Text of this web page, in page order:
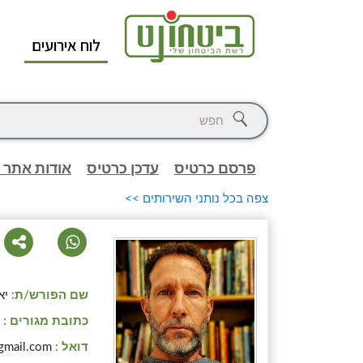
לוח אירועים
פרסם כרטיס עדכן כרטיס אודות
צפה בכל נותני השירותים >>
שם הפורש/ת:
כתובת מגורים :
דואל :